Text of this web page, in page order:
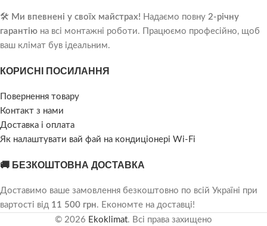
🛠️ Ми впевнені у своїх майстрах! Надаємо повну 2-річну
гарантію на всі монтажні роботи. Працюємо професійно, щоб
ваш клімат був ідеальним.
КОРИСНІ ПОСИЛАННЯ
Повернення товару
Контакт з нами
Доставка і оплата
Як налаштувати вай фай на кондиціонері Wi-Fi
🚚 БЕЗКОШТОВНА ДОСТАВКА
Доставимо ваше замовлення безкоштовно по всій Україні при
вартості від 11 500 грн. Економте на доставці!
© 2026 Ekoklimat. Всі права захищено